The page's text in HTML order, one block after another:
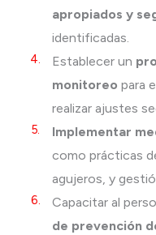
apropiados y
identificadas.
Establecer un
monitoreo para
realizar ajustes
Implementar
como prácticas
agujeros, y
Capacitar al
de prevención